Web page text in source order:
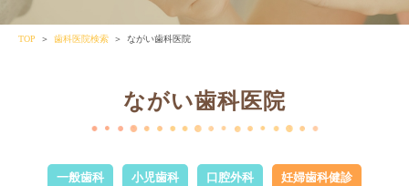
TOP 歯科医院検索 ながい歯科医院
ながい歯科医院
一般歯科 小児歯科 口腔外科 妊婦歯科健診